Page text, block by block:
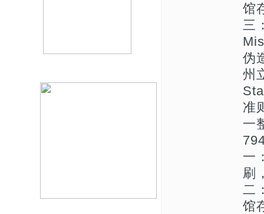
馆
三
伪
州
准
一
一
刷
二
馆